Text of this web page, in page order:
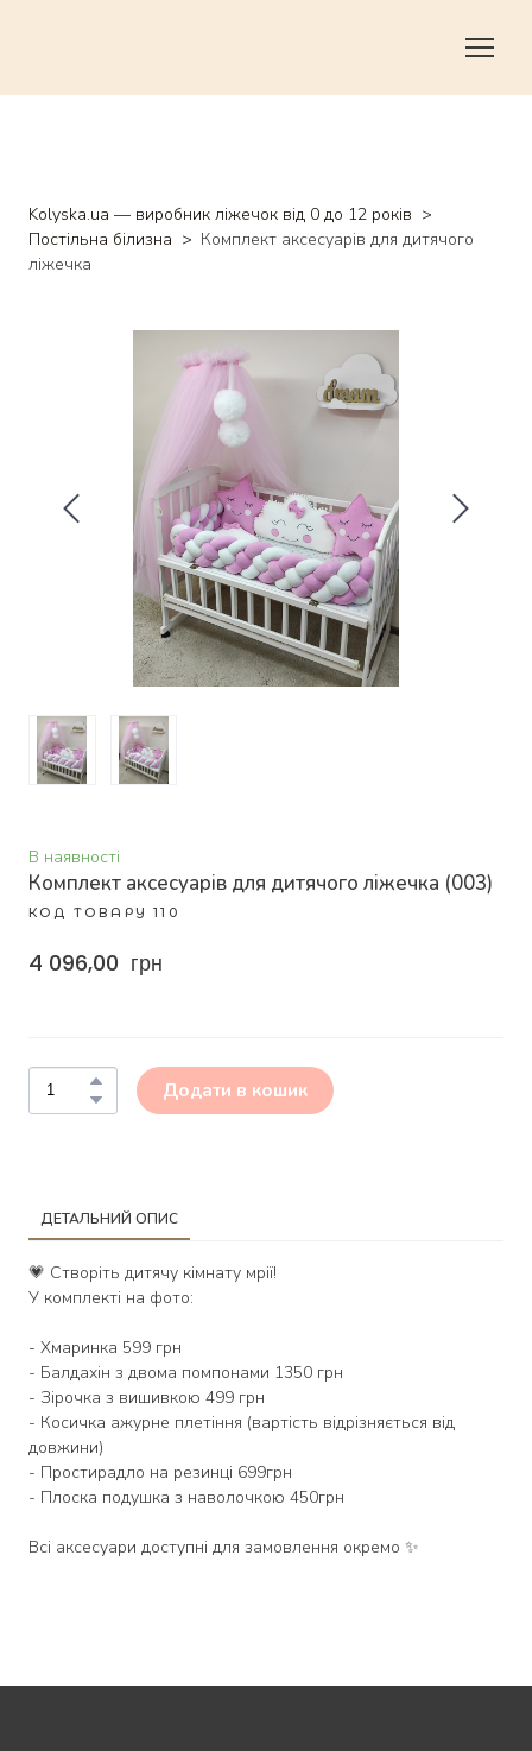
Kolyska.ua — виробник ліжечок від 0 до 12 років
Постільна білизна
Комплект аксесуарів для дитячого
ліжечка
В наявності
Комплект аксесуарів для дитячого ліжечка (003)
КОД ТОВАРУ 110
4 096,00  грн
Додати в кошик
ДЕТАЛЬНИЙ ОПИС
💗 Створіть дитячу кімнату мрії!
У комплекті на фото:
- Хмаринка 599 грн
- Балдахін з двома помпонами 1350 грн
- Зірочка з вишивкою 499 грн
- Косичка ажурне плетіння (вартість відрізняється від
довжини)
- Простирадло на резинці 699грн
- Плоска подушка з наволочкою 450грн
Всі аксесуари доступні для замовлення окремо ✨